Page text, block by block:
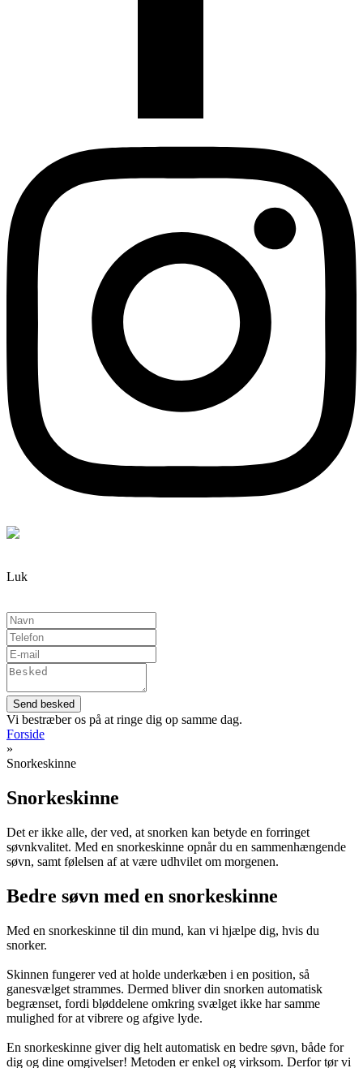
Luk
Send besked
Vi bestræber os på at ringe dig op samme dag.
Forside
»
Snorkeskinne
Snorkeskinne
Det er ikke alle, der ved, at snorken kan betyde en forringet
søvnkvalitet. Med en snorkeskinne opnår du en sammenhængende
søvn, samt følelsen af at være udhvilet om morgenen.
Bedre søvn med en snorkeskinne
Med en snorkeskinne til din mund, kan vi hjælpe dig, hvis du
snorker.
Skinnen fungerer ved at holde underkæben i en position, så
ganesvælget strammes. Dermed bliver din snorken automatisk
begrænset, fordi bløddelene omkring svælget ikke har samme
mulighed for at vibrere og afgive lyde.
En snorkeskinne giver dig helt automatisk en bedre søvn, både for
dig og dine omgivelser! Metoden er enkel og virksom. Derfor tør vi